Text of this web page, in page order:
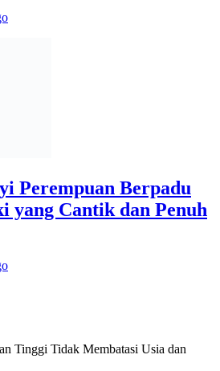
Perempuan Berpadu
yang Cantik dan Penuh
Tinggi Tidak Membatasi Usia dan